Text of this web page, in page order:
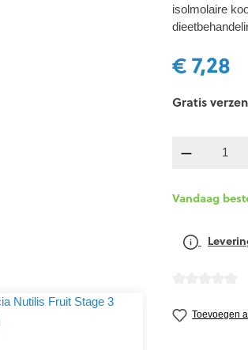
isolmolaire
€ 7,28
Gratis
Vandaag
Toevoegen